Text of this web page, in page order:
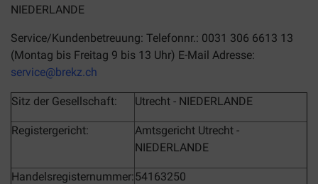
NIEDERLANDE
Service/Kundenbetreuung: Telefonnr.: 0031 306 6613 13
(Montag bis Freitag 9 bis 13 Uhr) E-Mail Adresse:
service@brekz.ch
Sitz der Gesellschaft: Utrecht - NIEDERLANDE
Registergericht:
Amtsgericht Utrecht -
NIEDERLANDE
Handelsregisternummer:54163250